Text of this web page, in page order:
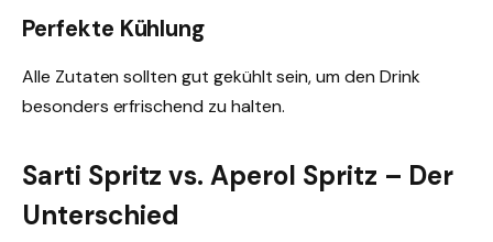
Perfekte Kühlung
Alle Zutaten sollten gut gekühlt sein, um den Drink
besonders erfrischend zu halten.
Sarti Spritz vs. Aperol Spritz – Der
Unterschied